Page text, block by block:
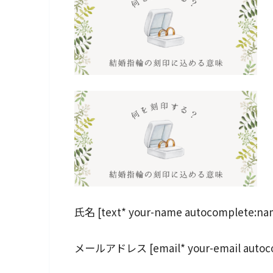
氏名 [text* your-name
メールアドレス [email* your-email